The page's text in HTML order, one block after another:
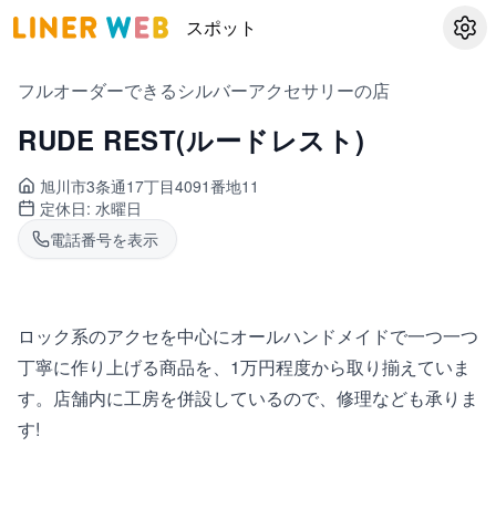
スポット 設定
フルオーダーできるシルバーアクセサリーの店
RUDE REST(ルードレスト)
旭川市3条通17丁目4091番地11
定休日: 水曜日
電話番号を表示
ロック系のアクセを中心にオールハンドメイドで一つ一つ
丁寧に作り上げる商品を、1万円程度から取り揃えていま
す。店舗内に工房を併設しているので、修理なども承りま
す!